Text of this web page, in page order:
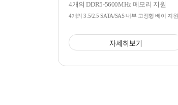
4개의 DDR5-5600MHz 메모리 지원
4개의 3.5/2.5 SATA/SAS 내부 고정형 베이 지원
자세히보기